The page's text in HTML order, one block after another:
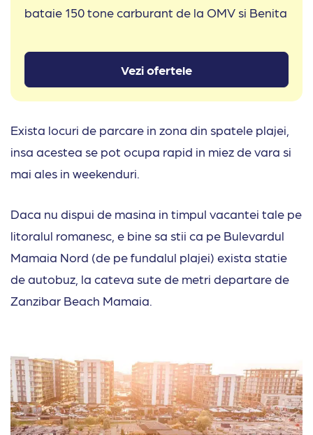
bataie 150 tone carburant de la OMV si Benita
Vezi ofertele
Exista locuri de parcare in zona din spatele plajei,
insa acestea se pot ocupa rapid in miez de vara si
mai ales in weekenduri.
Daca nu dispui de masina in timpul vacantei tale pe
litoralul romanesc, e bine sa stii ca pe Bulevardul
Mamaia Nord (de pe fundalul plajei) exista statie
de autobuz, la cateva sute de metri departare de
Zanzibar Beach Mamaia.